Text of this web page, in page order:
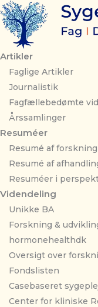
Gå
til
indholdet
Artikler
Faglige Artikler
Journalistik
Fagfællebedømte
Årssamlinger
Resuméer
Resumé af forskning
Resumé af
Resuméer i
Videndeling
Unikke BA
Forskning &
hormonehealthdk
Oversigt over
Fondslisten
Casebaseret
Center for kliniske